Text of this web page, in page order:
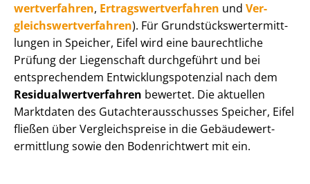
wert­ver­fah­ren, Er­trags­wert­ver­fah­ren und Ver­
gleichs­wert­ver­fah­ren). Für Grund­stücks­wert­ermitt­
lun­gen in Speicher, Eifel wird eine baurechtliche
Prüfung der Liegenschaft durchgeführt und bei
entsprechendem Ent­wick­lungs­po­ten­zi­al nach dem
Re­si­du­al­wert­ver­fah­ren bewertet. Die aktuellen
Marktdaten des Gut­ach­ter­aus­schus­ses Speicher, Eifel
fließen über Ver­gleichs­prei­se in die Ge­bäu­de­wert­
ermitt­lung sowie den Bodenrichtwert mit ein.